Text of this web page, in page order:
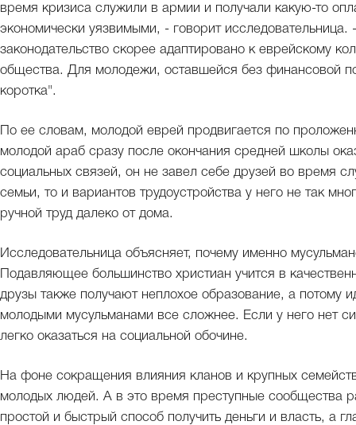
время кризиса служили в армии и получали какую-то
экономически уязвимыми, - говорит исследовательница.
законодательство скорее адаптировано к еврейскому
общества. Для молодежи, оставшейся без финансовой
коротка".
По ее словам, молодой еврей продвигается по
молодой араб сразу после окончания средней школы
социальных связей, он не завел себе друзей во время
семьи, то и вариантов трудоустройства у него не так
ручной труд далеко от дома.
Исследовательница объясняет, почему именно
Подавляющее большинство христиан учится в
друзы также получают неплохое образование, а потому
молодыми мусульманами все сложнее. Если у него нет
легко оказаться на социальной обочине.
На фоне сокращения влияния кланов и крупных
молодых людей. А в это время преступные сообщества
простой и быстрый способ получить деньги и власть, а